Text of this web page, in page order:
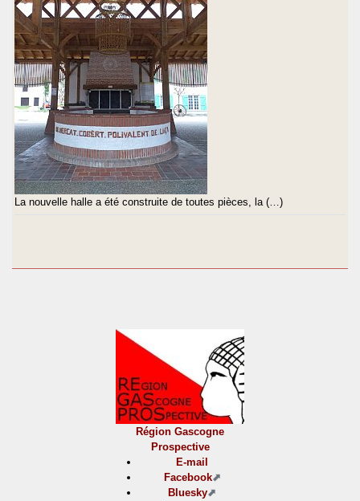
La nouvelle halle a été construite de toutes pièces, la (…)
Région Gascogne
Prospective
E-mail
Facebook
Bluesky